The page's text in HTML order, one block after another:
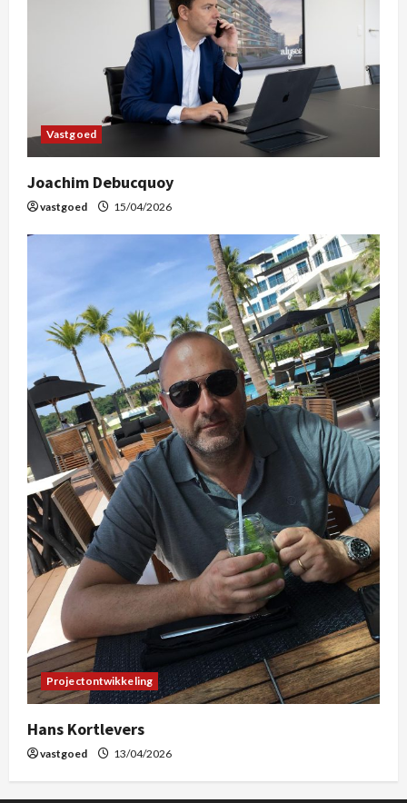
Vastgoed
Joachim Debucquoy
vastgoed 15/04/2026
Projectontwikkeling
Hans Kortlevers
vastgoed 13/04/2026